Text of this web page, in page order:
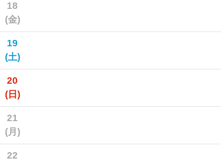
18
(金)
19
(土)
20
(日)
21
(月)
22